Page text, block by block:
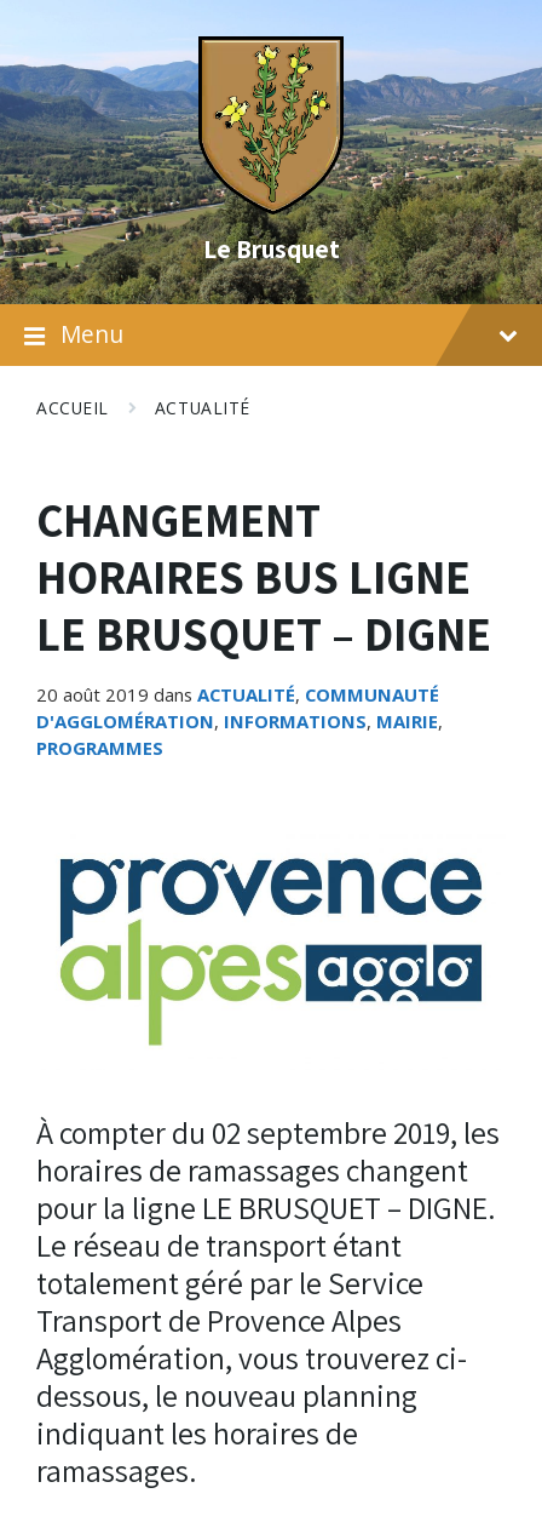
content
main
navigation
footer
Le Brusquet
Menu
ACCUEIL ACTUALITÉ
CHANGEMENT
HORAIRES BUS LIGNE
LE BRUSQUET – DIGNE
20 août 2019 dans ACTUALITÉ, COMMUNAUTÉ
D'AGGLOMÉRATION, INFORMATIONS, MAIRIE,
PROGRAMMES
À compter du 02 septembre 2019, les
horaires de ramassages changent
pour la ligne LE BRUSQUET – DIGNE.
Le réseau de transport étant
totalement géré par le Service
Transport de Provence Alpes
Agglomération, vous trouverez ci-
dessous, le nouveau planning
indiquant les horaires de
ramassages.